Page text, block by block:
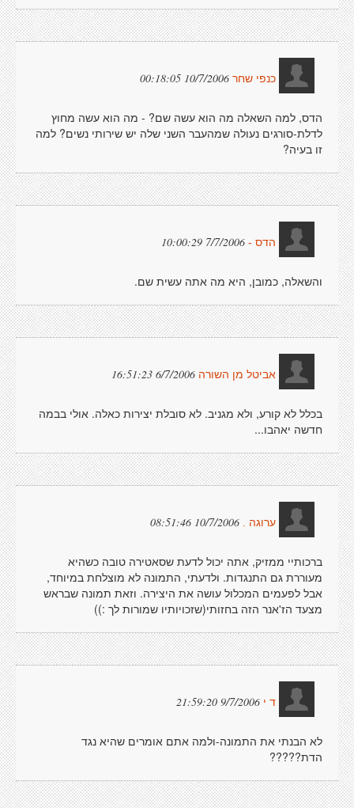
כנפי שחר 10/7/2006 00:18:05
הדס, למה השאלה מה הוא עשה שם? - מה הוא עשה מחוץ
לדלת-סורגים נעולה שמהעבר השני שלה יש שירותי נשים? למה
זו בעיה?
הדס - 7/7/2006 10:00:29
והשאלה, כמובן, היא מה אתה עשית שם.
אביטל מן השורה 6/7/2006 16:51:23
בכלל לא קורע, ולא מגניב. לא סובלת יצירות כאלה. אולי בבמה
חדשה יאהבו...
ערוגה . 10/7/2006 08:51:46
ברכותיי ממזיק, אתה יכול לדעת שסאטירה טובה כשהיא
מעוררת גם התנגדות. ולדעתי, התמונה לא מוצלחת במיוחד,
אבל לפעמים המכלול עושה את היצירה. וזאת תמונה שבראש
מצעד הז'אנר הזה בחזותי(שזכויותיו שמורות לך :))
ד י 9/7/2006 21:59:20
לא הבנתי את התמונה-ולמה אתם אומרים שהיא נגד
הדת?????